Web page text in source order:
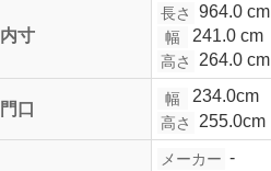
内寸
長さ 964.0 cm
幅 241.0 cm
高さ 264.0 cm
門口
幅 234.0cm
高さ 255.0cm
メーカー -